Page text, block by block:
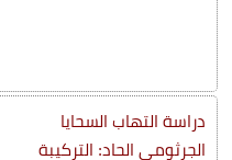
دراسة التهاب السحايا
الجرثومي الحاد: التركيبة